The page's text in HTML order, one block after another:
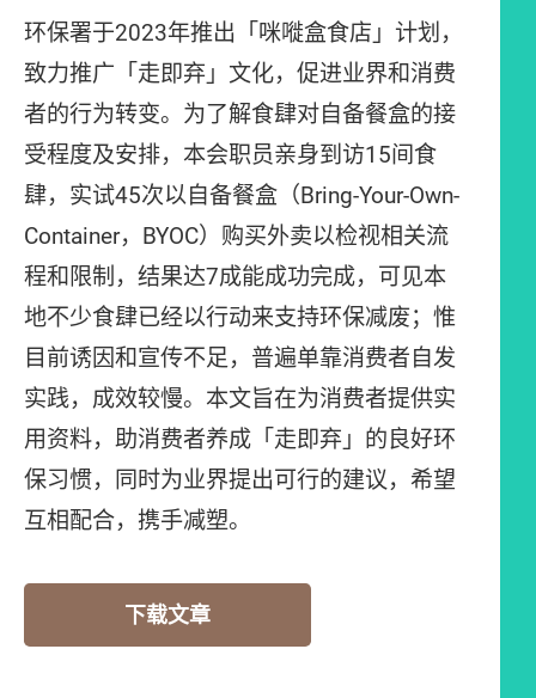
环保署于2023年推出「咪嘥盒食店」计划，
致力推广「走即弃」文化，促进业界和消费
者的行为转变。为了解食肆对自备餐盒的接
受程度及安排，本会职员亲身到访15间食
肆，实试45次以自备餐盒（Bring-Your-Own-
Container，BYOC）购买外卖以检视相关流
程和限制，结果达7成能成功完成，可见本
地不少食肆已经以行动来支持环保减废；惟
目前诱因和宣传不足，普遍单靠消费者自发
实践，成效较慢。本文旨在为消费者提供实
用资料，助消费者养成「走即弃」的良好环
保习惯，同时为业界提出可行的建议，希望
互相配合，携手减塑。
下载文章